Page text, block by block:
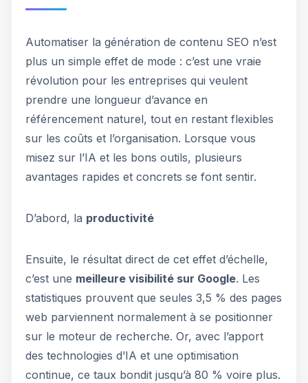
Automatiser la génération de contenu SEO n’est
plus un simple effet de mode : c’est une vraie
révolution pour les entreprises qui veulent
prendre une longueur d’avance en
référencement naturel, tout en restant flexibles
sur les coûts et l’organisation. Lorsque vous
misez sur l’IA et les bons outils, plusieurs
avantages rapides et concrets se font sentir.
D’abord, la productivité
Ensuite, le résultat direct de cet effet d’échelle,
c’est une meilleure visibilité sur Google. Les
statistiques prouvent que seules 3,5 % des pages
web parviennent normalement à se positionner
sur le moteur de recherche. Or, avec l’apport
des technologies d’IA et une optimisation
continue, ce taux bondit jusqu’à 80 % voire plus.